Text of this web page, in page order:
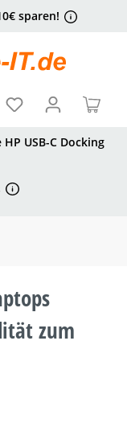
sparen!
USB-C Docking
zum